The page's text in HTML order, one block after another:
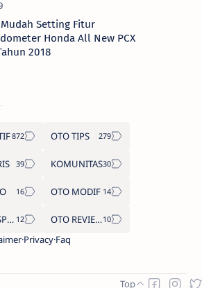
Mudah Setting Fitur
Honda All New PCX
2018
OTO TIPS
KOMUNITAS
OTO MODIF
MOTORSPORT
OTO REVIEW
Privacy Faq